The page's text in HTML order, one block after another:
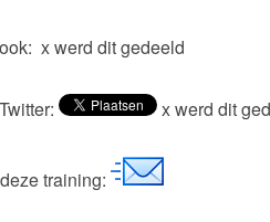
x werd dit gedeeld
x werd dit
training: